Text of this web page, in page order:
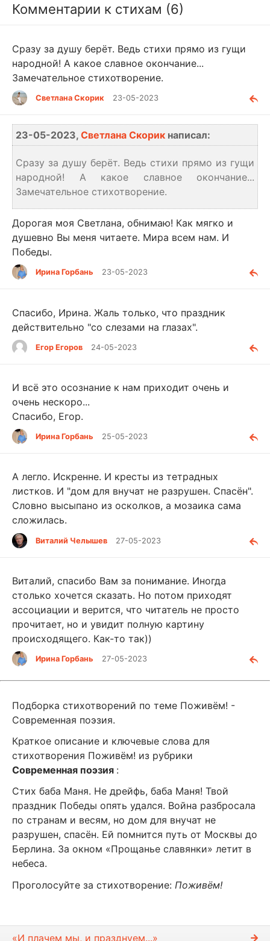
Комментарии к стихам (6)
Сразу за душу берёт. Ведь стихи прямо из гущи
народной! А какое славное окончание...
Замечательное стихотворение.
Светлана Скорик 23-05-2023
23-05-2023, Светлана Скорик написал:
Сразу за душу берёт. Ведь стихи прямо из гущи
народной! А какое славное окончание...
Замечательное стихотворение.
Дорогая моя Светлана, обнимаю! Как мягко и
душевно Вы меня читаете. Мира всем нам. И
Победы.
Ирина Горбань 23-05-2023
Спасибо, Ирина. Жаль только, что праздник
действительно "со слезами на глазах".
Егор Егоров 24-05-2023
И всё это осознание к нам приходит очень и
очень нескоро...
Спасибо, Егор.
Ирина Горбань 25-05-2023
А легло. Искренне. И кресты из тетрадных
листков. И "дом для внучат не разрушен. Спасён".
Словно высыпано из осколков, а мозаика сама
сложилась.
Виталий Челышев 27-05-2023
Виталий, спасибо Вам за понимание. Иногда
столько хочется сказать. Но потом приходят
ассоциации и верится, что читатель не просто
прочитает, но и увидит полную картину
происходящего. Как-то так))
Ирина Горбань 27-05-2023
Подборка стихотворений по теме Поживём! -
Современная поэзия.
Краткое описание и ключевые слова для
стихотворения Поживём! из рубрики
Современная поэзия :
Стих баба Маня. Не дрейфь, баба Маня! Твой
праздник Победы опять удался. Война разбросала
по странам и весям, но дом для внучат не
разрушен, спасён. Ей помнится путь от Москвы до
Берлина. За окном «Прощанье славянки» летит в
небеса.
Проголосуйте за стихотворение: Поживём!
«И плачем мы, и празднуем...»